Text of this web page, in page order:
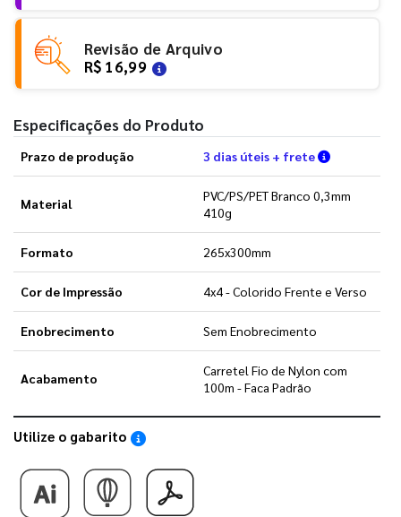
Revisão de Arquivo
R$ 16,99
Especificações do Produto
Prazo de produção 3 dias úteis + frete Verifique
Material
PVC/PS/PET Branco 0,3mm
410g
Formato 265x300mm
Cor de Impressão 4x4 - Colorido Frente e Verso
Enobrecimento Sem Enobrecimento
Acabamento
Carretel Fio de Nylon com
100m - Faca Padrão
Utilize o gabarito Saiba como utilizar os nossos gabaritos